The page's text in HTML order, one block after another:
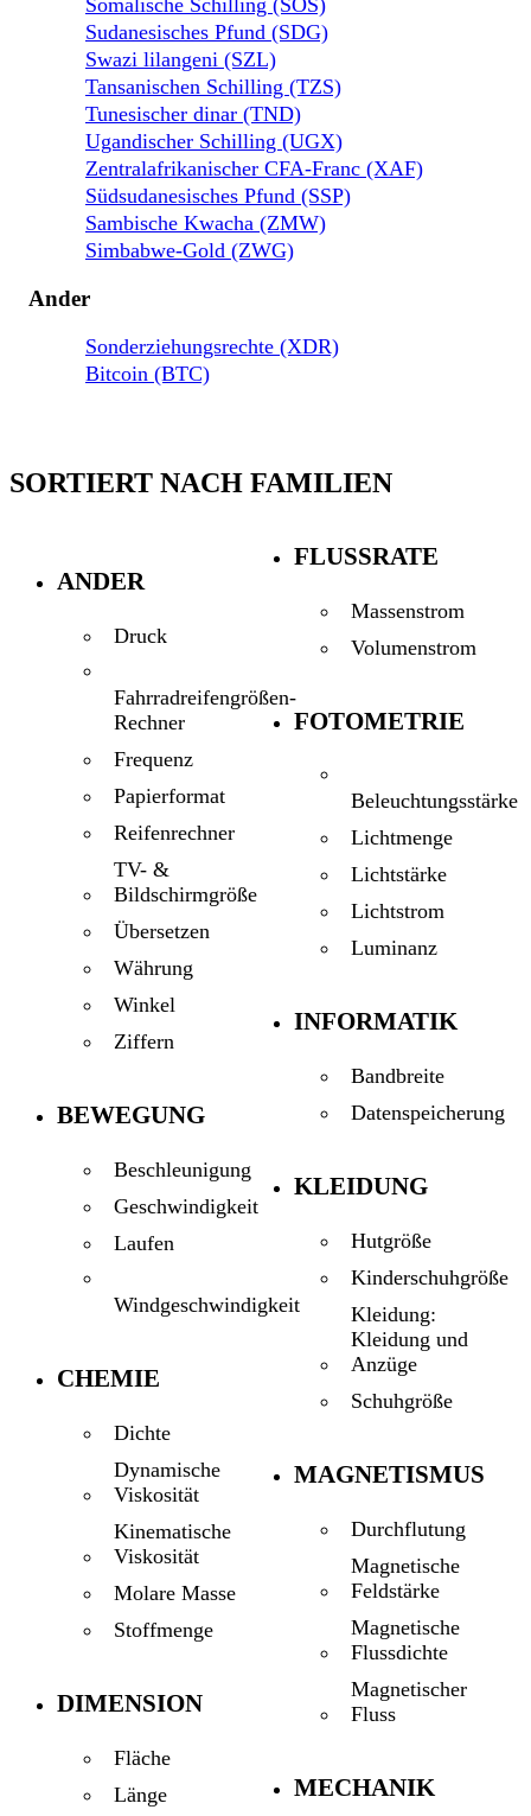
Somalische Schilling (SOS)
Sudanesisches Pfund (SDG)
Swazi lilangeni (SZL)
Tansanischen Schilling (TZS)
Tunesischer dinar (TND)
Ugandischer Schilling (UGX)
Zentralafrikanischer CFA-Franc (XAF)
Südsudanesisches Pfund (SSP)
Sambische Kwacha (ZMW)
Simbabwe-Gold (ZWG)
Ander
Sonderziehungsrechte (XDR)
Bitcoin (BTC)
SORTIERT NACH FAMILIEN
ANDER
Druck
Fahrradreifengrößen-
Rechner
Frequenz
Papierformat
Reifenrechner
TV- &
Bildschirmgröße
Übersetzen
Währung
Winkel
Ziffern
BEWEGUNG
Beschleunigung
Geschwindigkeit
Laufen
Windgeschwindigkeit
CHEMIE
Dichte
Dynamische
Viskosität
Kinematische
Viskosität
Molare Masse
Stoffmenge
DIMENSION
Fläche
Länge
FLUSSRATE
Massenstrom
Volumenstrom
FOTOMETRIE
Beleuchtungsstärke
Lichtmenge
Lichtstärke
Lichtstrom
Luminanz
INFORMATIK
Bandbreite
Datenspeicherung
KLEIDUNG
Hutgröße
Kinderschuhgröße
Kleidung:
Kleidung und
Anzüge
Schuhgröße
MAGNETISMUS
Durchflutung
Magnetische
Feldstärke
Magnetische
Flussdichte
Magnetischer
Fluss
MECHANIK